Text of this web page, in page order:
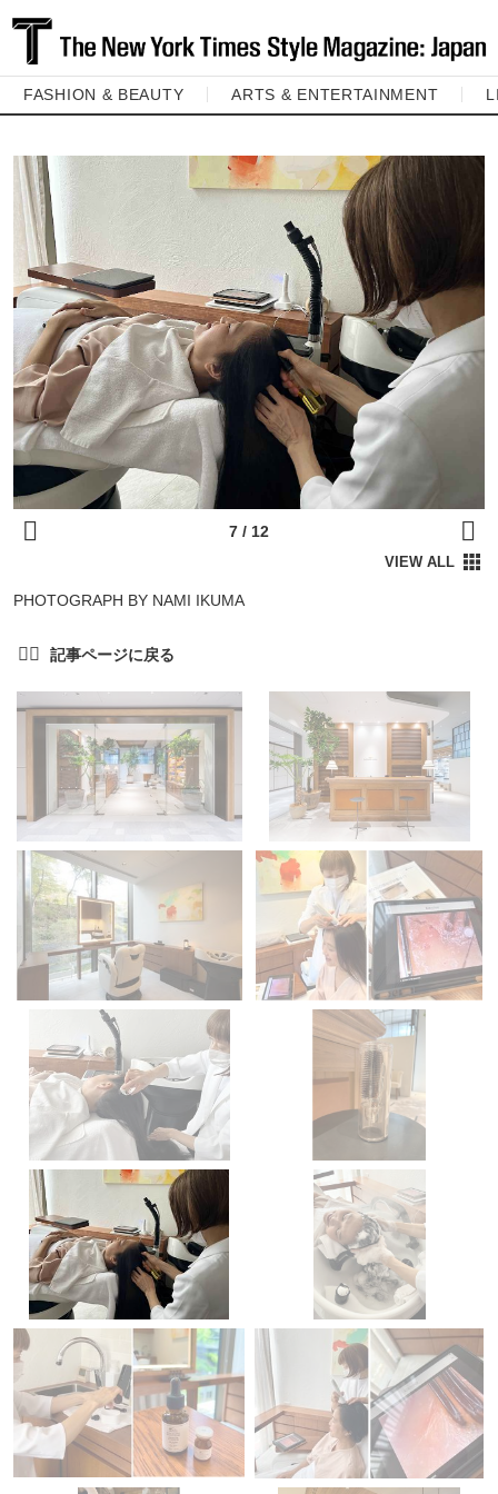
FASHION & BEAUTY ARTS & ENTERTAINMENT
PHOTOGRAPH BY NAMI IKUMA